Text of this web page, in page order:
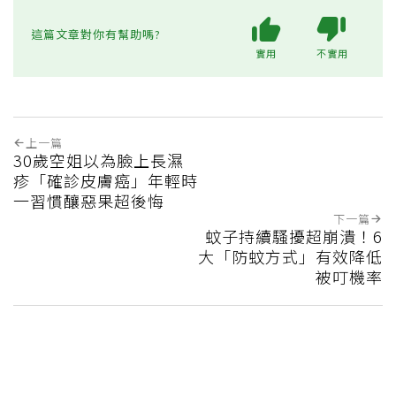
這篇文章對你有幫助嗎?
實用 不實用
上一篇
30歲空姐以為臉上長濕
疹「確診皮膚癌」年輕時
一習慣釀惡果超後悔
下一篇
蚊子持續騷擾超崩潰！6
大「防蚊方式」有效降低
被叮機率